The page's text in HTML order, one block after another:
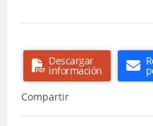
Descargar
información
Compartir